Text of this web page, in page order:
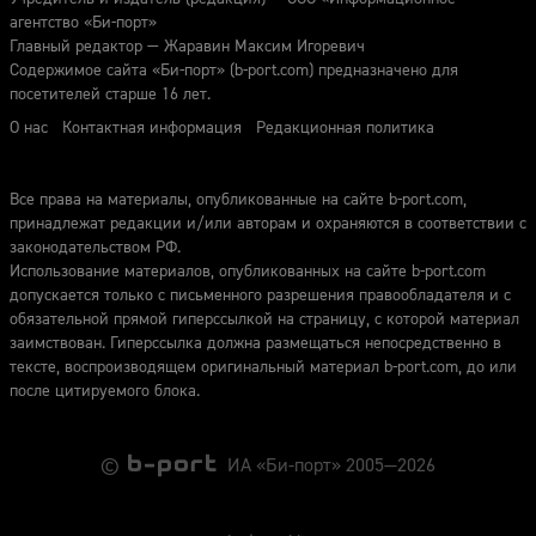
агентство «Би-порт»
Главный редактор — Жаравин Максим Игоревич
Содержимое сайта «Би-порт» (b-port.com) предназначено для
посетителей старше 16 лет.
О нас
Контактная информация Редакционная политика
Все права на материалы, опубликованные на сайте b-port.com,
принадлежат редакции и/или авторам и охраняются в соответствии с
законодательством РФ.
Использование материалов, опубликованных на сайте b-port.com
допускается только с письменного разрешения правообладателя и с
обязательной прямой гиперссылкой на страницу, с которой материал
заимствован. Гиперссылка должна размещаться непосредственно в
тексте, воспроизводящем оригинальный материал b-port.com, до или
после цитируемого блока.
© ИА «Би-порт» 2005—2026